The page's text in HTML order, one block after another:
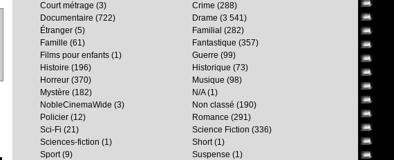
Court métrage (3) Crime (288)
Documentaire (722) Drame (3 541)
Étranger (5) Familial (282)
Famille (61) Fantastique (357)
Films pour enfants (1) Guerre (99)
Histoire (196) Historique (73)
Horreur (370) Musique (98)
Mystère (182) N/A(1)
NobleCinemaWide (3) Non classé (190)
Policier (12) Romance (291)
Sci-Fi (21) Science Fiction (336)
Sciences-fiction (1) Short(1)
Sport(9) Suspense (1)